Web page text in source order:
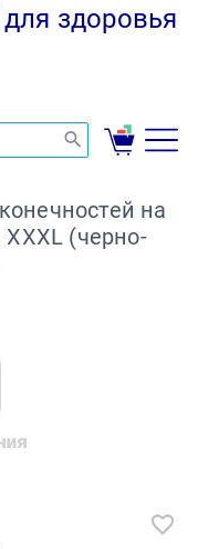
здоровья
на
(черно-